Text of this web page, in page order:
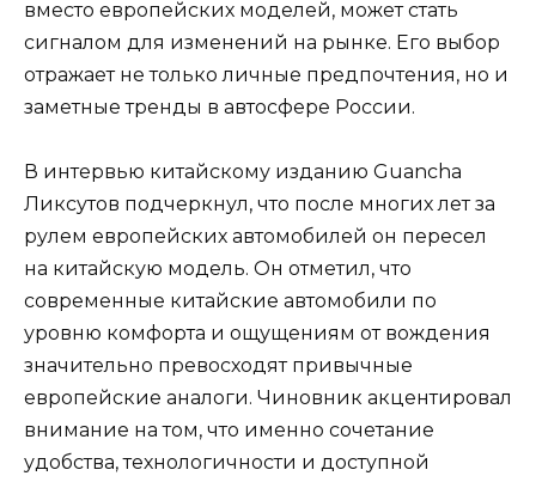
вместо европейских моделей, может стать
сигналом для изменений на рынке. Его выбор
отражает не только личные предпочтения, но и
заметные тренды в автосфере России.
В интервью китайскому изданию Guancha
Ликсутов подчеркнул, что после многих лет за
рулем европейских автомобилей он пересел
на китайскую модель. Он отметил, что
современные китайские автомобили по
уровню комфорта и ощущениям от вождения
значительно превосходят привычные
европейские аналоги. Чиновник акцентировал
внимание на том, что именно сочетание
удобства, технологичности и доступной